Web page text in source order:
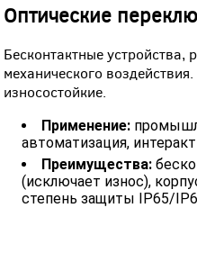
Оптические
Бесконтактные
механического
износостойкие.
Применение:
автоматизация,
Преимущества:
(исключает износ),
степень защиты IP65/